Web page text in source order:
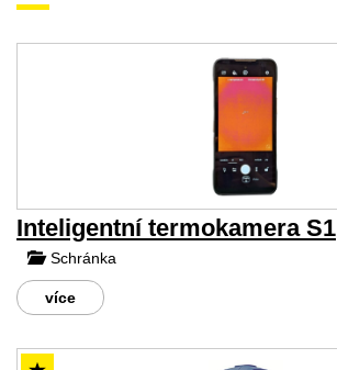
Inteligentní termokamera S1
Schránka
více